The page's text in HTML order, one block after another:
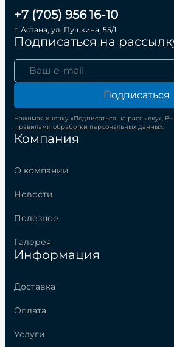
Компания
О компании
Новости
Полезное
Галерея
Информация
Доставка
Оплата
Услуги
+7 (705) 956 16-10
г. Астана, ул. Пушкина, 55/1
Подписаться на
Подписаться
Нажимая кнопку «Подписаться на рассылку», Вы
Правилами обработки персональных данных.